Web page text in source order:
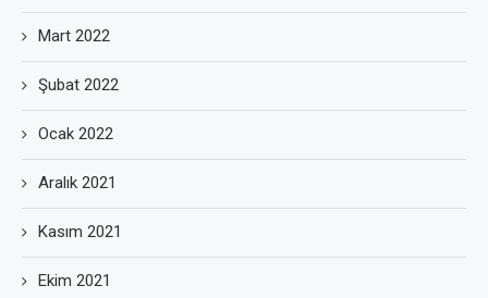
Mart 2022
Şubat 2022
Ocak 2022
Aralık 2021
Kasım 2021
Ekim 2021